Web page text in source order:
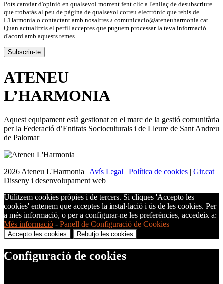
Pots canviar d'opinió en qualsevol moment fent clic a l'enllaç de desubscriure
que trobaràs al peu de pàgina de qualsevol correu electrònic que rebis de
L'Harmonia o contactant amb nosaltres a comunicacio@ateneuharmonia.cat.
Quan actualitzis el perfil acceptes que puguem processar la teva informació
d'acord amb aquests temes.
ATENEU
L’HARMONIA
Aquest equipament està gestionat en el marc de la gestió comunitària
per la Federació d’Entitats Socioculturals i de Lleure de Sant Andreu
de Palomar
2026 Ateneu L'Harmonia | Avís Legal | Política de cookies | Gir.cat
Disseny i desenvolupament web
Utilitzem cookies pròpies i de tercers. Si cliques 'Accepto les
cookies' entenem que acceptes la instal·lació i ús de les cookies. Per
a més informació, o per a configurar-ne les preferències, accedeix a:
Més informació - Panell de Configuració de Cookies
Accepto les cookies Rebutjo les cookies
Configuració de cookies